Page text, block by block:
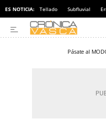
ES NOTICIA: Tellado Subfluvial
Pásate al